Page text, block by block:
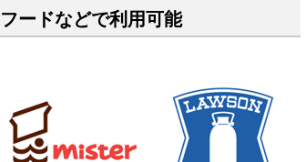
ードなどで利用可能